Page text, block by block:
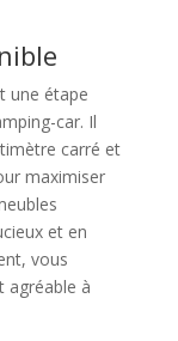
une étape
car. Il
carré et
maximiser
et en
vous
agréable à